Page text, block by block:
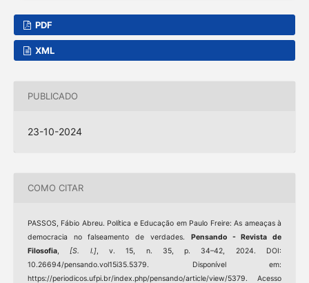
PDF
XML
PUBLICADO
23-10-2024
COMO CITAR
PASSOS, Fábio Abreu. Política e Educação em Paulo Freire: As ameaças à
democracia no falseamento de verdades. Pensando - Revista de
Filosofia,[S. l.], v. 15, n. 35, p. 34–42, 2024. DOI:
10.26694/pensando.vol15i35.5379. Disponível em:
https://periodicos.ufpi.br/index.php/pensando/article/view/5379. Acesso